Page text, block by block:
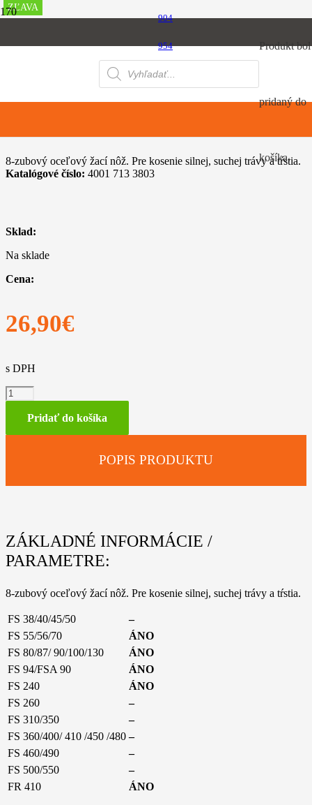
904
954
064
Products
search
Produktbol
pridaný do
košíka.
Vyžínače a krovinorezy
8-zubový oceľový žací nôž. Pre kosenie silnej, suchej trávy a tŕstia.
Katalógové číslo: 4001 713 3803
Sklad:
Na sklade
Cena:
26,90€
s DPH
množstvo
8-
Pridať do košíka
POPIS PRODUKTU
ZÁKLADNÉ INFORMÁCIE /
PARAMETRE:
8-zubový oceľový žací nôž. Pre kosenie silnej, suchej trávy a tŕstia.
FS 38/40/45/50
–
FS 55/56/70
ÁNO
FS 80/87/ 90/100/130
ÁNO
FS 94/FSA 90
ÁNO
FS 240
ÁNO
FS 260
–
FS 310/350
–
FS 360/400/ 410 /450 /480 –
FS 460/490
–
FS 500/550
–
FR 410
ÁNO
ZĽAVA
ZĽAVA
ZĽAVA
ZĽAVA
ZĽAVA
ZĽAVA
ZĽAVA